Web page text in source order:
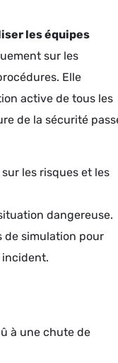
les équipes
sur les
Elle
active de tous les
de la sécurité
les risques et les
dangereuse.
de simulation pour
à une chute de